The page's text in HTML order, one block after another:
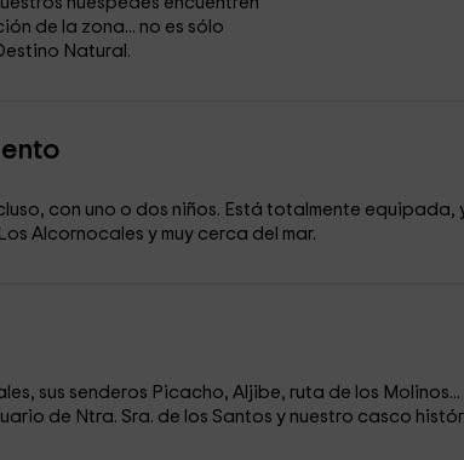
de la zona... no es sólo
Natural.
con uno o dos niños. Está totalmente equipada,
Alcornocales y muy cerca del mar.
sus senderos Picacho, Aljibe, ruta de los Molinos...
de Ntra. Sra. de los Santos y nuestro casco